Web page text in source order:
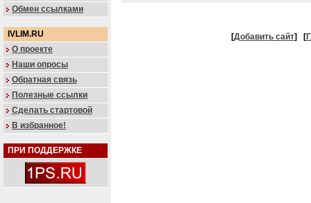
Обмен ссылками
IVLIM.RU
О проекте
Наши опросы
Обратная связь
Полезные ссылки
Сделать стартовой
В избранное!
ПРИ ПОДДЕРЖКЕ
[Добавить сайт] [